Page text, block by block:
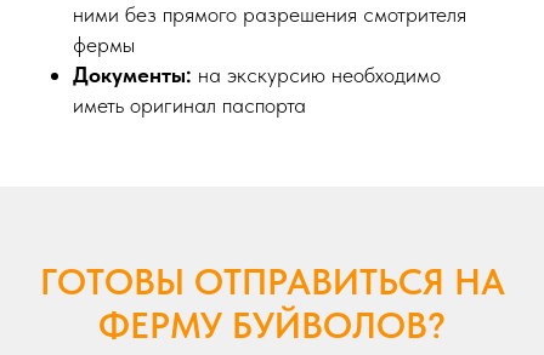
ними без прямого разрешения смотрителя
фермы
Документы: на экскурсию необходимо
иметь оригинал паспорта
ГОТОВЫ ОТПРАВИТЬСЯ НА
ФЕРМУ БУЙВОЛОВ?